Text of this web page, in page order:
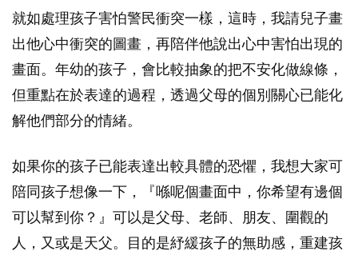
就如處理孩子害怕警民衝突一樣，這時，我請兒子畫
出他心中衝突的圖畫，再陪伴他說出心中害怕出現的
畫面。年幼的孩子，會比較抽象的把不安化做線條，
但重點在於表達的過程，透過父母的個別關心已能化
解他們部分的情緒。
如果你的孩子已能表達出較具體的恐懼，我想大家可
陪同孩子想像一下，『喺呢個畫面中，你希望有邊個
可以幫到你？』可以是父母、老師、朋友、圍觀的
人，又或是天父。目的是紓緩孩子的無助感，重建孩